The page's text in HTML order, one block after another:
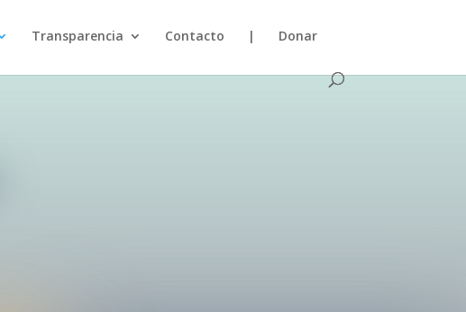
Transparencia Contacto | Donar